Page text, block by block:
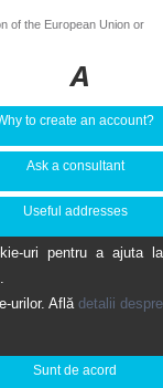
of the European Union or
to create an account?
Ask a consultant
Useful addresses
uri pentru a ajuta la
urilor. Află detalii despre
Sunt de acord